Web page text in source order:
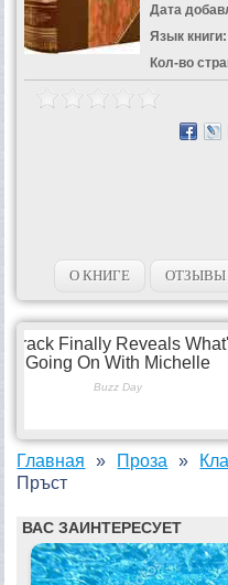
Дата
Язык книги:
Кол-во
О КНИГЕ ОТЗЫВЫ
Главная Проза
Пръст